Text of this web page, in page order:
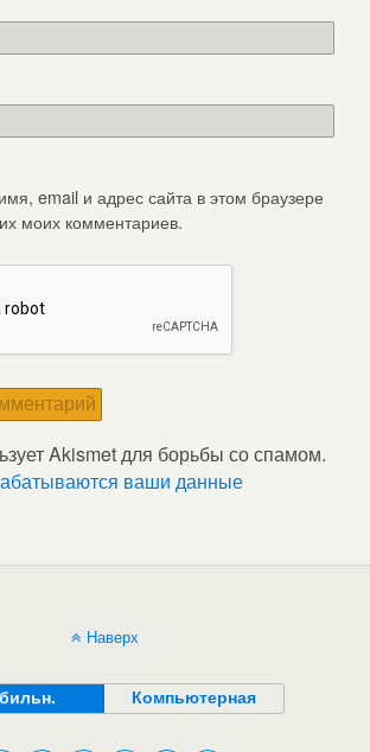
email и адрес сайта в этом браузере
моих комментариев.
Akismet для борьбы со спамом.
ваши данные
Наверх
Компьютерная